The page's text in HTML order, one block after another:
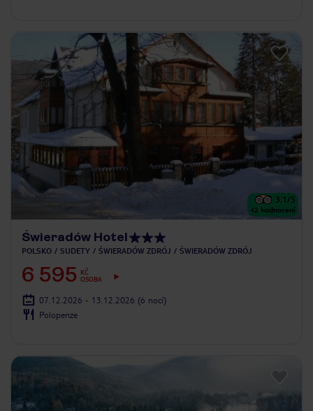
3.1/5
42 hodnocení
Świeradów Hotel
POLSKO SUDETY ŚWIERADÓW ZDRÓJ ŚWIERADÓW ZDRÓJ
6 595
KČ
OSOBA
07.12.2026 - 13.12.2026 (6 nocí)
Polopenze